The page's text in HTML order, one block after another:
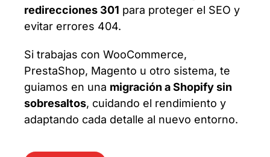
redirecciones 301 para proteger el SEO y
evitar errores 404.
Si trabajas con WooCommerce,
PrestaShop, Magento u otro sistema, te
guiamos en una migración a Shopify sin
sobresaltos, cuidando el rendimiento y
adaptando cada detalle al nuevo entorno.